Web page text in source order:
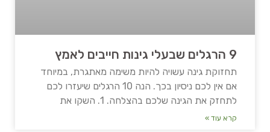
9 הרגלים שבעלי גינות חייבים לאמץ
תחזוקת גינה עשויה להיות משימה מאתגרת, במיוחד
אם אין לכם ניסיון בכך. הנה 10 הרגלים שיעזרו לכם
לתחזק את הגינה שלכם בהצלחה. 1. השקו את
קרא עוד »